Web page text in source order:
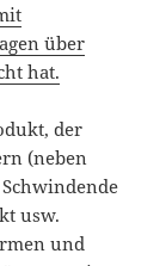
über
hat.
der
(neben
usw.
und